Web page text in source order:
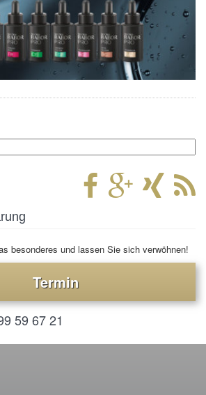
besonderes und lassen Sie sich verwöhnen!
Termin
59 67 21